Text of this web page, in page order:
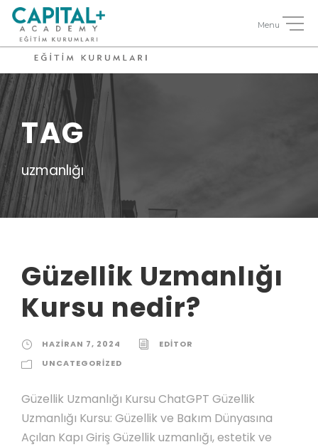
TAG
uzmanlığı
Güzellik Uzmanlığı
Kursu nedir?
HAZIRAN 7, 2024
EDITOR
UNCATEGORIZED
Güzellik Uzmanlığı Kursu ChatGPT Güzellik
Uzmanlığı Kursu: Güzellik ve Bakım Dünyasına
Açılan Kapı Giriş Güzellik uzmanlığı, estetik ve